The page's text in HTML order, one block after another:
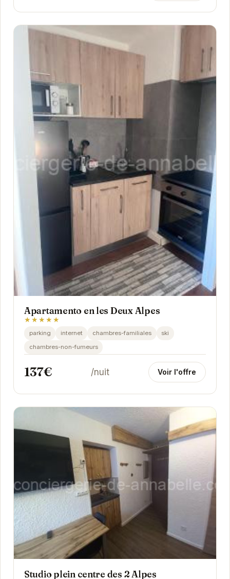
Apartamento en les Deux Alpes
★★★★★
parking internet chambres-familiales
ski
chambres-non-fumeurs
137€ /nuit Voir l'offre
Studio plein centre des 2 Alpes